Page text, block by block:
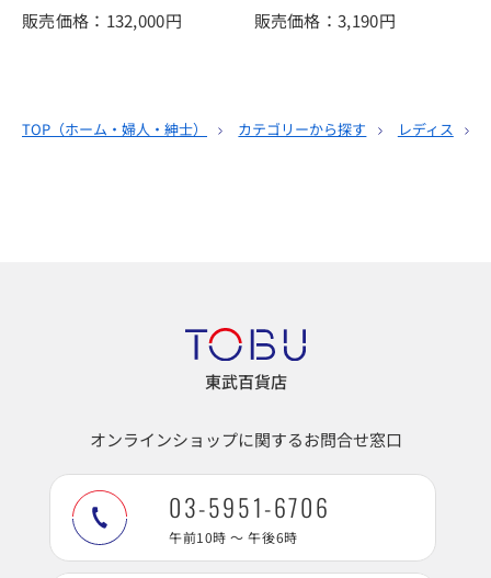
販売価格：132,000円 販売価格：3,190円
TOP（ホーム・婦人・紳士） カテゴリーから探す レディス
東武百貨店
オンラインショップに関するお問合せ窓口
03-5951-6706
午前10時 ～ 午後6時